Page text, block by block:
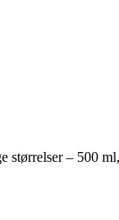
størrelser – 500